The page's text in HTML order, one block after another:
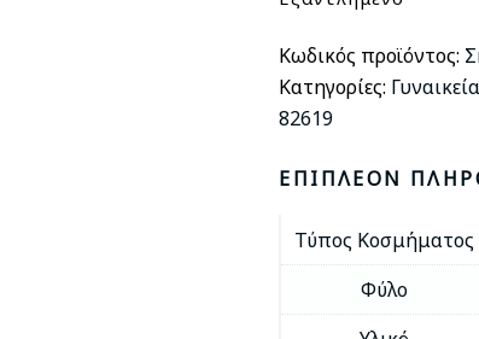
Κωδικός προϊόντος:
Κατηγορίες:
82619
ΕΠΙΠΛΈΟΝ
Τύπος Κοσμήματος
Φύλο